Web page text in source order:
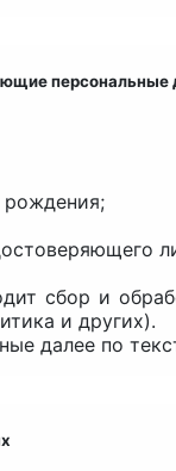
персональные
рождения;
сбор и
и других).
далее по